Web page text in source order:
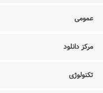
عمومی
مرکز دانلود
تکنولوژی